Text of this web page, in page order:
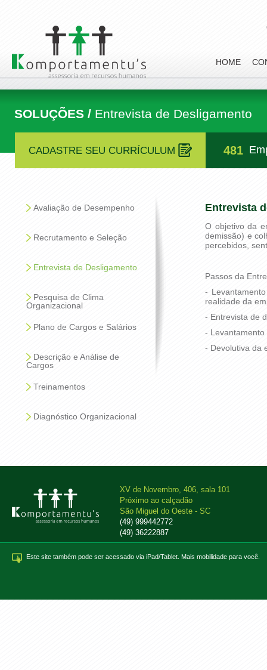
HOME
CADASTRE SEU CURRÍCULUM 481
SOLUÇÕES / Entrevista de Desligamento
Avaliação de Desempenho
Recrutamento e Seleção
Entrevista de Desligamento
Pesquisa de Clima
Organizacional
Plano de Cargos e Salários
Descrição e Análise de
Cargos
Treinamentos
Diagnóstico Organizacional
Entrevista
O objetivo da
demissão) e
percebidos,
Passos da
-
realidade da
- Entrevista de
-
- Devolutiva da
XV de Novembro, 406, sala 101
Próximo ao calçadão
São Miguel do Oeste - SC
(49) 999442772
(49) 36222887
Este site também pode ser acessado via iPad/Tablet. Mais mobilidade para você.